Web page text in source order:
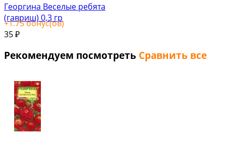
Георгина Веселые ребята
(гавриш) 0,3 гр
+1.75бонус(ов)
35 ₽
Рекомендуем посмотреть Сравнить все